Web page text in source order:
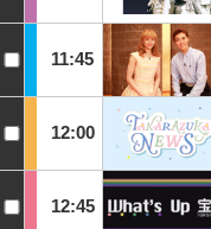
11:45
12:00
12:45